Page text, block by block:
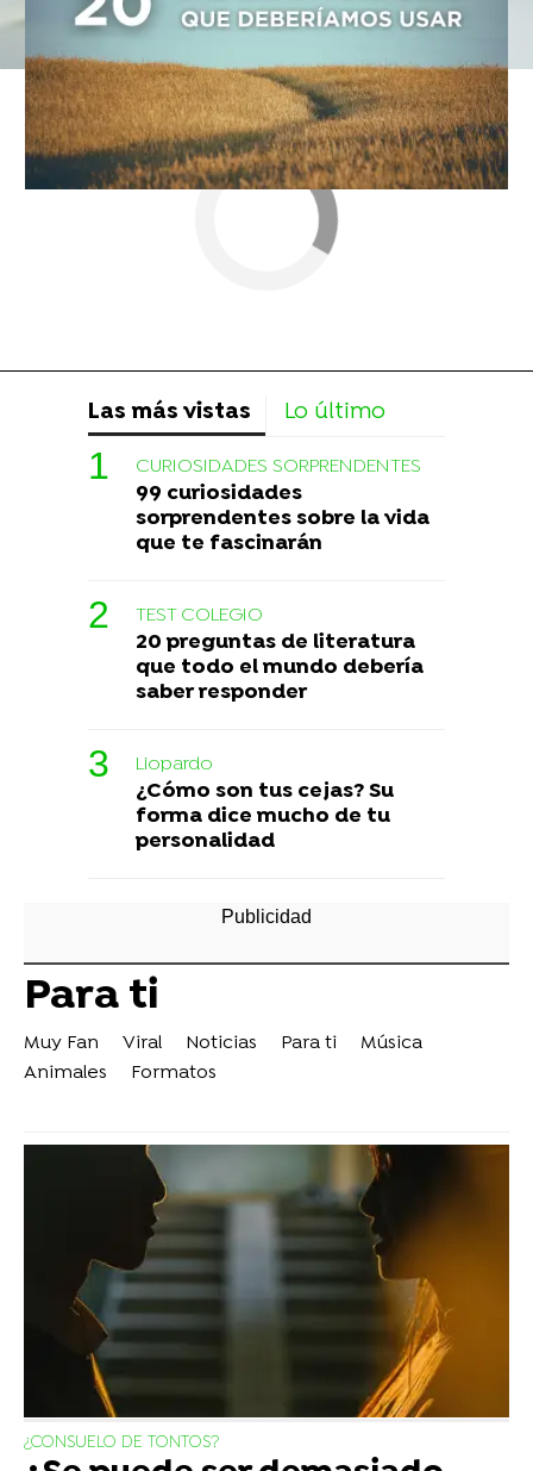
Las más vistas Lo último
CURIOSIDADES SORPRENDENTES
99 curiosidades
sorprendentes sobre la vida
que te fascinarán
TEST COLEGIO
20 preguntas de literatura
que todo el mundo debería
saber responder
Liopardo
¿Cómo son tus cejas? Su
forma dice mucho de tu
personalidad
Para ti
Muy Fan Viral Noticias Para ti
Música
Animales
Formatos
¿CONSUELO DE TONTOS?